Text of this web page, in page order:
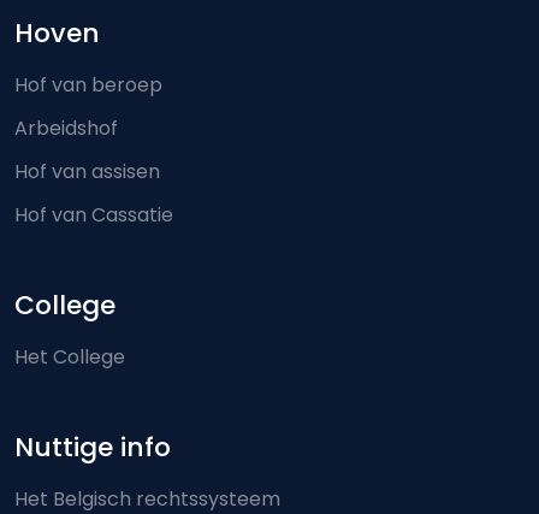
Hoven
Hof van beroep
Arbeidshof
Hof van assisen
Hof van Cassatie
College
Het College
Nuttige info
Het Belgisch rechtssysteem